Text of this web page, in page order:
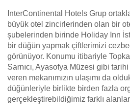
InterContinental Hotels Grup
büyük otel zincirlerinden olan bir
şubelerinden birinde Holiday Inn
bir düğün yapmak çiftlerimizi
görünüyor. Konumu itibariyle
Sarnıcı, Ayasofya Müzesi gibi
veren mekanımızın ulaşımı da
düğünleriyle birlikte birden fazla
gerçekleştirebildiğimiz farklı